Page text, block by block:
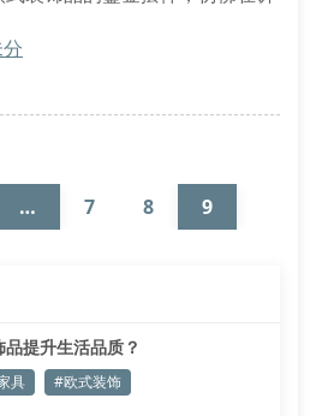
真正提升居家格调？
理深邃适合新中式风格，后者
约风。重庆高尚生活用品
… 7 8 9
提升生活品质？
具 #欧式装饰